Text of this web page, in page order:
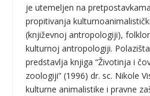
je utemeljen na
propitivanja
(književnoj antropologiji),
kulturnoj antropologiji.
predstavlja knjiga “Životinja i
zoologiji” (1996) dr. sc. Nikole
kulturne animalistike i pravne